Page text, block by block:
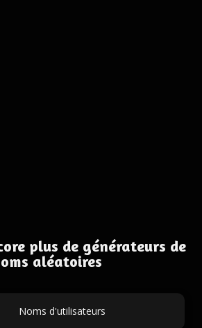
plus de générateurs de
aléatoires
Noms d'utilisateurs